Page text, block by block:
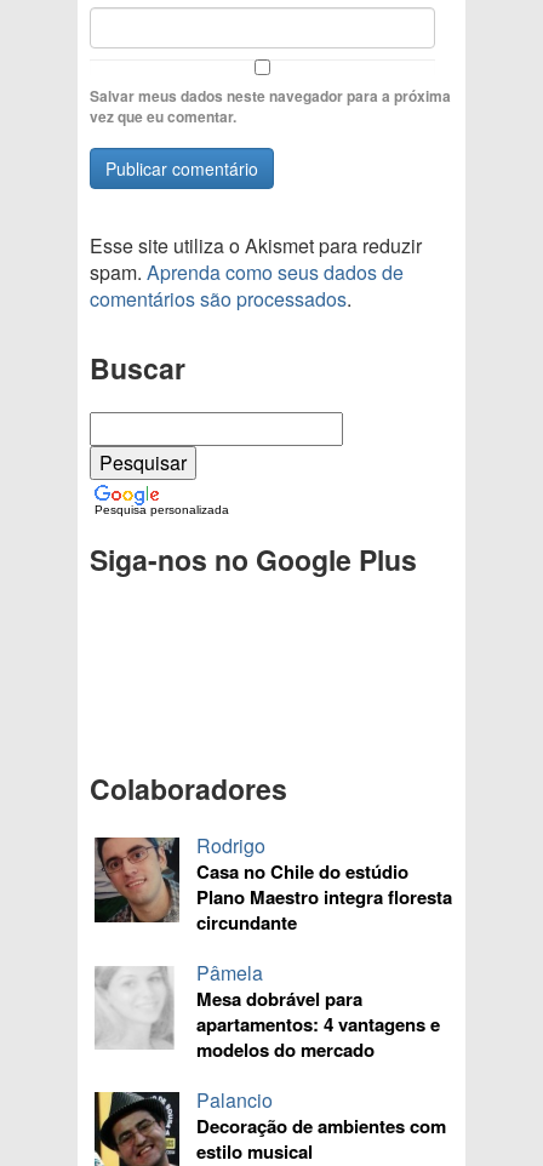
Salvar meus dados neste navegador para a próxima
vez que eu comentar.
Esse site utiliza o Akismet para reduzir
spam. Aprenda como seus dados de
comentários são processados.
Buscar
Pesquisa personalizada
Siga-nos no Google Plus
Colaboradores
Rodrigo
Casa no Chile do estúdio
Plano Maestro integra floresta
circundante
Pâmela
Mesa dobrável para
apartamentos: 4 vantagens e
modelos do mercado
Palancio
Decoração de ambientes com
estilo musical